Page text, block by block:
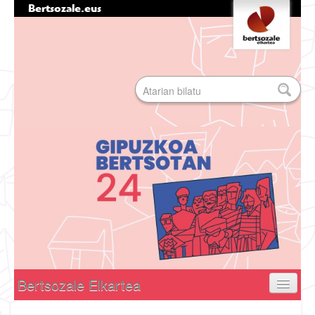
Bertsozale.eus
Tresna
pertsonalak
Bilatu atarian
Bilaketa
aurreratua…
Bertsozale Elkartea